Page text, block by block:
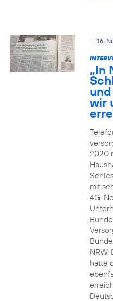
16.
„In
wir
2020
mit
4G-
NRW,
hatte